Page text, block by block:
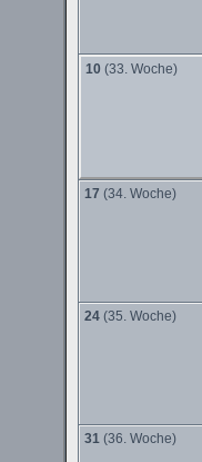
10 (33. Woche)
17 (34. Woche)
24(35. Woche)
31(36. Woche)